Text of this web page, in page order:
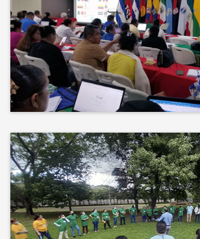
No hay mejor techo que
mejor decorado que la
Más que un auditorio, el